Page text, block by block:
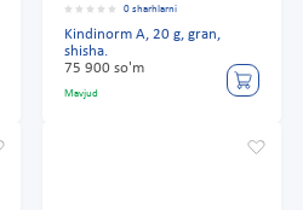
0 sharhlarni
Kindinorm A, 20 g, gran,
shisha.
75 900 so'm
Mavjud